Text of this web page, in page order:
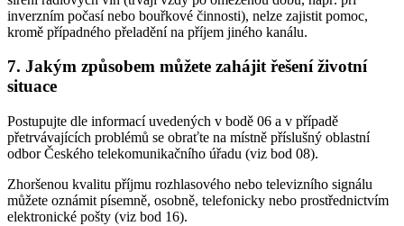
inverzním počasí nebo bouřkové činnosti), nelze zajistit pomoc,
kromě případného přeladění na příjem jiného kanálu.
7. Jakým způsobem můžete zahájit řešení životní
situace
Postupujte dle informací uvedených v bodě 06 a v případě
přetrvávajících problémů se obraťte na místně příslušný oblastní
odbor Českého telekomunikačního úřadu (viz bod 08).
Zhoršenou kvalitu příjmu rozhlasového nebo televizního signálu
můžete oznámit písemně, osobně, telefonicky nebo prostřednictvím
elektronické pošty (viz bod 16).